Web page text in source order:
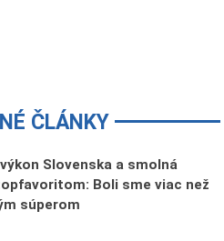
ČLÁNKY
Slovenska a smolná
Boli sme viac než
súperom